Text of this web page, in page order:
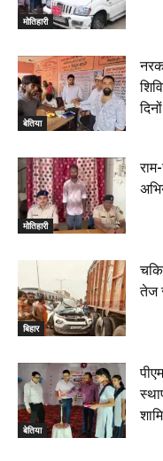
तस्कर
00:39
00:33
रक्सौल :
थानाध्यक्ष ने
00:58
बेतिया में सगे
जलाया,
00:12
मोतिहारी।
सांसद
02:19
मोतिहारी
बेतिया
मोतिहारी
बिहार
तेज
बेतिया